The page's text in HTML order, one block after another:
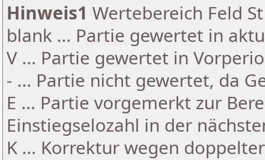
Hinweis1 Wertebereich Feld
blank ... Partie gewertet in
V ... Partie gewertet in
- ... Partie nicht gewertet, da
E ... Partie vorgemerkt zur
Einstiegselozahl in der
K ... Korrektur wegen